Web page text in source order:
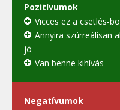
Pozitívumok
Vicces ez a csetlés-
Annyira szürreálisan
jó
Van benne kihívás
Negatívumok